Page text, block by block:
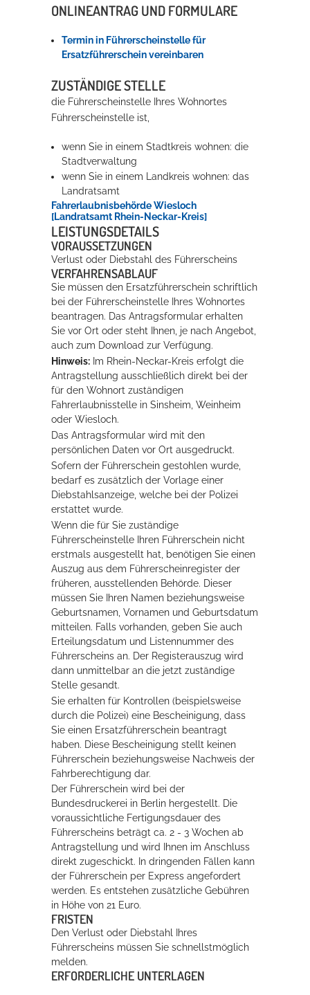
Erleben in Hockenheim
Wellenbecken oder doch lieber die pure Entspannung auf der
Sprudelliege im Solebecken?
ONLINEANTRAG UND FORMULARE
Termin in Führerscheinstelle für
Ersatzführerschein vereinbaren
ZUSTÄNDIGE STELLE
die Führerscheinstelle Ihres Wohnortes
Führerscheinstelle ist,
wenn Sie in einem Stadtkreis wohnen: die
Stadtverwaltung
wenn Sie in einem Landkreis wohnen: das
Landratsamt
Fahrerlaubnisbehörde Wiesloch
[Landratsamt Rhein-Neckar-Kreis]
LEISTUNGSDETAILS
VORAUSSETZUNGEN
Verlust oder Diebstahl des Führerscheins
VERFAHRENSABLAUF
Sie müssen den Ersatzführerschein schriftlich
bei der Führerscheinstelle Ihres Wohnortes
beantragen. Das Antragsformular erhalten
Sie vor Ort oder steht Ihnen, je nach Angebot,
auch zum Download zur Verfügung.
Hinweis: Im Rhein-Neckar-Kreis erfolgt die
Antragstellung ausschließlich direkt bei der
für den Wohnort zuständigen
Fahrerlaubnisstelle in Sinsheim, Weinheim
oder Wiesloch.
Das Antragsformular wird mit den
persönlichen Daten vor Ort ausgedruckt.
Sofern der Führerschein gestohlen wurde,
bedarf es zusätzlich der Vorlage einer
Diebstahlsanzeige, welche bei der Polizei
erstattet wurde.
Wenn die für Sie zuständige
Führerscheinstelle Ihren Führerschein nicht
erstmals ausgestellt hat, benötigen Sie einen
Auszug aus dem Führerscheinregister der
früheren, ausstellenden Behörde. Dieser
müssen Sie Ihren Namen beziehungsweise
Geburtsnamen, Vornamen und Geburtsdatum
mitteilen. Falls vorhanden, geben Sie auch
Erteilungsdatum und Listennummer des
Führerscheins an. Der Registerauszug wird
dann unmittelbar an die jetzt zuständige
Stelle gesandt.
Sie erhalten für Kontrollen (beispielsweise
durch die Polizei) eine Bescheinigung, dass
Sie einen Ersatzführerschein beantragt
haben. Diese Bescheinigung stellt keinen
Führerschein beziehungsweise Nachweis der
Fahrberechtigung dar.
Der Führerschein wird bei der
Bundesdruckerei in Berlin hergestellt. Die
voraussichtliche Fertigungsdauer des
Führerscheins beträgt ca. 2 - 3 Wochen ab
Antragstellung und wird Ihnen im Anschluss
direkt zugeschickt. In dringenden Fällen kann
der Führerschein per Express angefordert
werden. Es entstehen zusätzliche Gebühren
in Höhe von 21 Euro.
FRISTEN
Den Verlust oder Diebstahl Ihres
Führerscheins müssen Sie schnellstmöglich
melden.
ERFORDERLICHE UNTERLAGEN